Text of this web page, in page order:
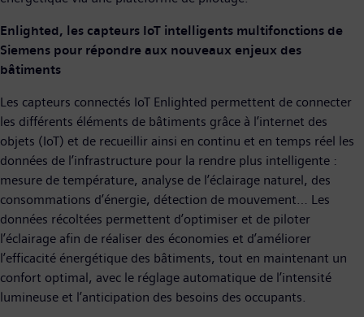
Enlighted, les capteurs IoT intelligents multifonctions de
Siemens pour répondre aux nouveaux enjeux des
bâtiments
Les capteurs connectés IoT Enlighted permettent de connecter
les différents éléments de bâtiments grâce à l’internet des
objets (IoT) et de recueillir ainsi en continu et en temps réel les
données de l’infrastructure pour la rendre plus intelligente :
mesure de température, analyse de l’éclairage naturel, des
consommations d’énergie, détection de mouvement… Les
données récoltées permettent d’optimiser et de piloter
l’éclairage afin de réaliser des économies et d’améliorer
l’efficacité énergétique des bâtiments, tout en maintenant un
confort optimal, avec le réglage automatique de l’intensité
lumineuse et l’anticipation des besoins des occupants.